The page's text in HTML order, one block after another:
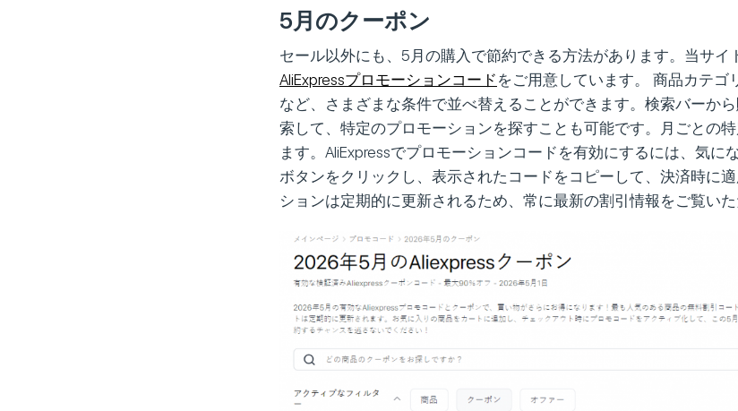
5月のクーポン
セール以外にも、5月の購入で節約できる方法があります。当サイ
AliExpressプロモーションコード をご用意しています。 商品カテゴ
など、さまざまな条件で並べ替えることができます。検索バーか
索して、特定のプロモーションを探すことも可能です。月ごとの
ます。AliExpressでプロモーションコードを有効にするには、気に
ボタンをクリックし、表示されたコードをコピーして、決済時に
ションは定期的に更新されるため、常に最新の割引情報をご覧いた